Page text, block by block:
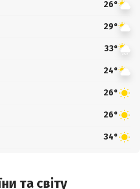
26°
29°
33°
24°
26°
26°
34°
та світу